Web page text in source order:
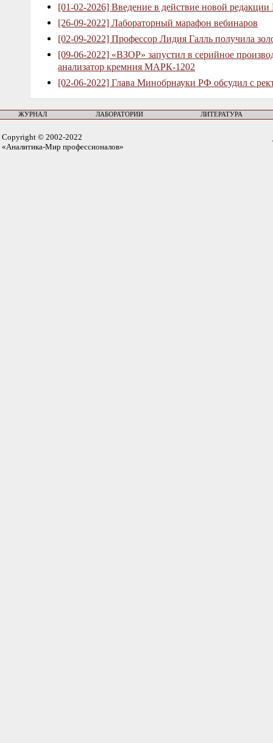
[01-02-2026] Введение в действие новой
[26-09-2022] Лабораторный марафон вебинаров
[02-09-2022] Профессор Лидия Галль получила
[09-06-2022] «ВЗОР» запустил в серийное
анализатор кремния МАРК-1202
[02-06-2022] Глава Минобрнауки РФ обсудил с
ЖУРНАЛ ЛАБОРАТОРИИ ЛИТЕРАТУРА
Copyright © 2002-2022
«Аналитика-Мир профессионалов»